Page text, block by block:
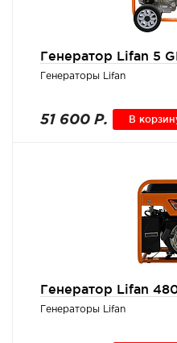
Генератор Lifan 5
Генераторы Lifan
51 600 Р. В
Генератор Lifan
Генераторы Lifan